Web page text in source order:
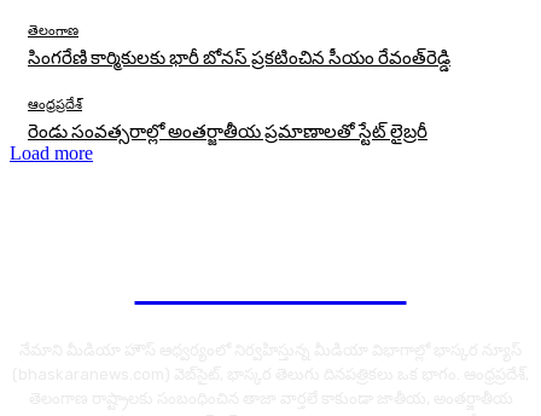
తెలంగాణ
సింగరేణి కార్మికులకు భారీ బోనస్‌ ప్రకటించిన సీయం రేవంత్‌రెడ్డి
ఆంధ్రప్రదేశ్
రెండు సంవత్సరాల్లో అంతర్జాతీయ ప్రమాణాలతో స్టేట్ లైబ్రరీ
Load more